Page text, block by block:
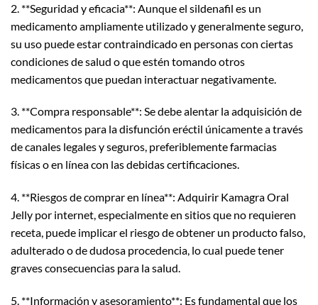
2. **Seguridad y eficacia**: Aunque el sildenafil es un
medicamento ampliamente utilizado y generalmente seguro,
su uso puede estar contraindicado en personas con ciertas
condiciones de salud o que estén tomando otros
medicamentos que puedan interactuar negativamente.
3. **Compra responsable**: Se debe alentar la adquisición de
medicamentos para la disfunción eréctil únicamente a través
de canales legales y seguros, preferiblemente farmacias
físicas o en línea con las debidas certificaciones.
4. **Riesgos de comprar en línea**: Adquirir Kamagra Oral
Jelly por internet, especialmente en sitios que no requieren
receta, puede implicar el riesgo de obtener un producto falso,
adulterado o de dudosa procedencia, lo cual puede tener
graves consecuencias para la salud.
5. **Información y asesoramiento**: Es fundamental que los